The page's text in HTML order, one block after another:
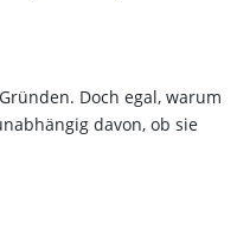
Doch egal, warum
davon, ob sie